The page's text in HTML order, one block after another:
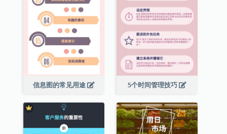
信息图的常见用途 5个时间管理技巧